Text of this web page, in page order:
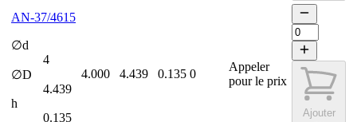
AN-37/4615
∅d
4
∅D
4.439
h
0.135
4.000 4.439 0.135 0
Appeler
pour le prix
Ajouter